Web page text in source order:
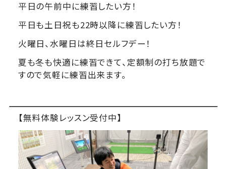
平日の午前中に練習したい方！
平日も土日祝も22時以降に練習したい方！
火曜日、水曜日は終日セルフデー！
夏も冬も快適に練習できて、定額制の打ち放題で
すので気軽に練習出来ます。
【無料体験レッスン受付中】